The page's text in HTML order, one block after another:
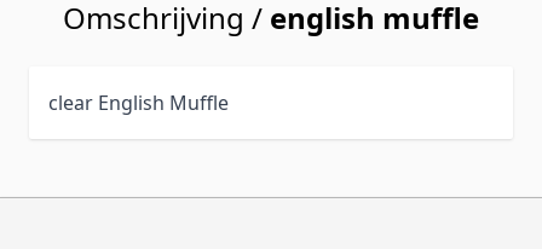
Omschrijving / english muffle
clear English Muffle